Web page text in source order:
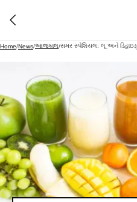
Home/News/આજકાલ/સમર સ્પેશિયલ: લૂ અને